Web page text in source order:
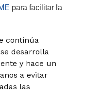
para facilitar la
continúa
desarrolla
y hace un
a evitar
las